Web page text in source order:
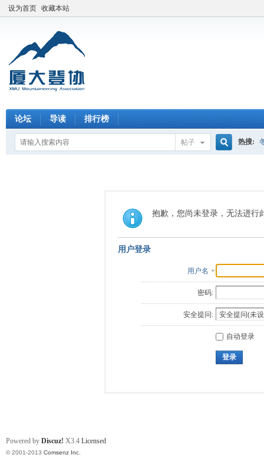
设为首页 收藏本站
论坛 导读 排行榜
帖子
索
热搜:
抱歉，您尚未登录，无法进行
用户登录
用户名
密码:
安全提问:
自动登录
登录
Powered by Discuz! X3.4 Licensed
© 2001-2013 Comsenz Inc.